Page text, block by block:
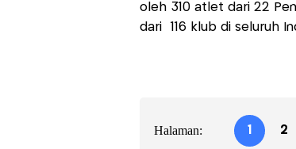
oleh 310 atlet dari 22
dari 116 klub di seluruh
Halaman: 1 2